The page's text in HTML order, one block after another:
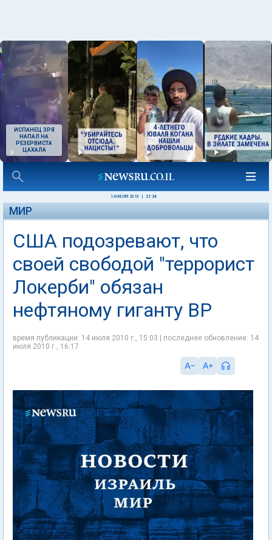
ИСПАНЕЦ ЗРЯ
НАПАЛ НА
РЕЗЕРВИСТА
ЦАХАЛА
14 ИЮЛЯ 2010 21:24
МИР
США подозревают, что
своей свободой "террорист
Локерби" обязан
нефтяному гиганту ВР
время публикации: 14 июля 2010 г., 15:03 | последнее обновление: 14
июля 2010 г., 16:17